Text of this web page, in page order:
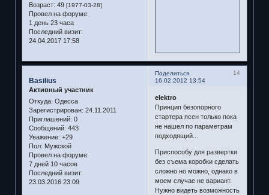
Возраст: 49 [1977-03-28]
Провел на форуме:
1 день 23 часа
Последний визит:
24.04.2017 17:58
Поделиться
14
16.02.2012 13:54
Basilius
Активный участник
Откуда: Одесса
Зарегистрирован: 24.11.2011
Приглашений: 0
Сообщений: 443
Уважение: +29
Пол: Мужской
Провел на форуме:
7 дней 10 часов
Последний визит:
23.03.2016 23:09
elektro
Принцип безопорного
стартера ясен только пока
не нашел по параметрам
подходящий...
Приспособу для развертки
без съема коробки сделать
сложно но можно, однако в
моем случае не вариант.
Нужно видеть возможность